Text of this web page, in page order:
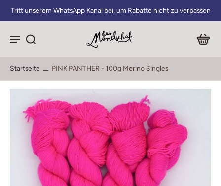
Tritt unserem WhatsApp Kanal bei, um Rabatte nicht zu verpassen
Startseite PINK PANTHER - 100g Merino Singles